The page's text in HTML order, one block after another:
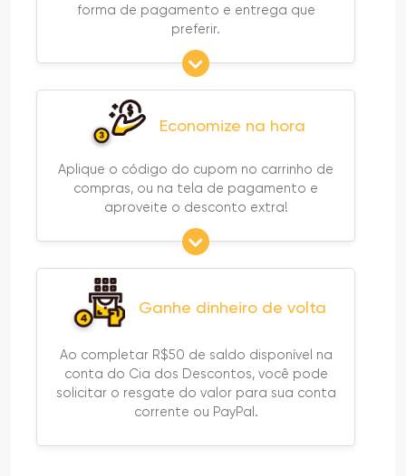
forma de pagamento e entrega que
preferir.
Economize na hora
Aplique o código do cupom no carrinho de
compras, ou na tela de pagamento e
aproveite o desconto extra!
Ganhe dinheiro de volta
Ao completar R$50 de saldo disponível na
conta do Cia dos Descontos, você pode
solicitar o resgate do valor para sua conta
corrente ou PayPal.